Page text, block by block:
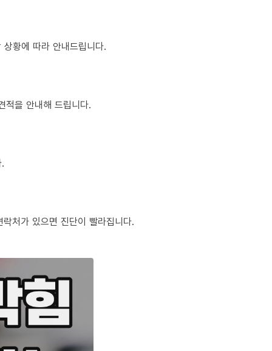
황에 따라 안내드립니다.
적을 안내해 드립니다.
처가 있으면 진단이 빨라집니다.